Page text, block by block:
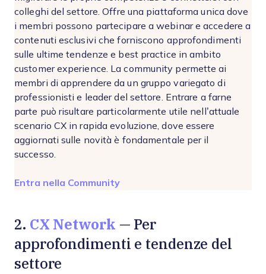
colleghi del settore. Offre una piattaforma unica dove
i membri possono partecipare a webinar e accedere a
contenuti esclusivi che forniscono approfondimenti
sulle ultime tendenze e best practice in ambito
customer experience. La community permette ai
membri di apprendere da un gruppo variegato di
professionisti e leader del settore. Entrare a farne
parte può risultare particolarmente utile nell’attuale
scenario CX in rapida evoluzione, dove essere
aggiornati sulle novità è fondamentale per il
successo.
Entra nella CommunityOpens new window
2. CX Network — Per
approfondimenti e tendenze del
settore